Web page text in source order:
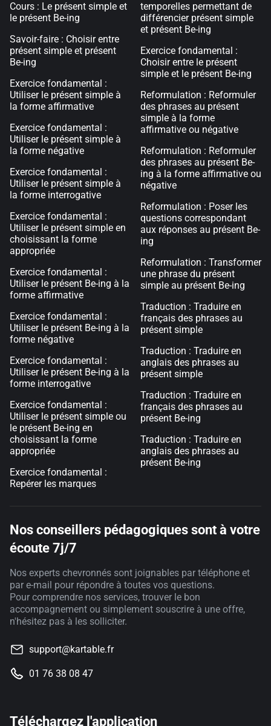
Cours : Le présent simple et
le présent Be-ing
Savoir-faire : Choisir entre
présent simple et présent
Be-ing
Exercice fondamental :
Utiliser le présent simple à
la forme affirmative
Exercice fondamental :
Utiliser le présent simple à
la forme négative
Exercice fondamental :
Utiliser le présent simple à
la forme interrogative
Exercice fondamental :
Utiliser le présent simple en
choisissant la forme
appropriée
Exercice fondamental :
Utiliser le présent Be-ing à la
forme affirmative
Exercice fondamental :
Utiliser le présent Be-ing à la
forme négative
Exercice fondamental :
Utiliser le présent Be-ing à la
forme interrogative
Exercice fondamental :
Utiliser le présent simple ou
le présent Be-ing en
choisissant la forme
appropriée
Exercice fondamental :
Repérer les marques
temporelles permettant de
différencier présent simple
et présent Be-ing
Exercice fondamental :
Choisir entre le présent
simple et le présent Be-ing
Reformulation : Reformuler
des phrases au présent
simple à la forme
affirmative ou négative
Reformulation : Reformuler
des phrases au présent Be-
ing à la forme affirmative ou
négative
Reformulation : Poser les
questions correspondant
aux réponses au présent Be-
ing
Reformulation : Transformer
une phrase du présent
simple au présent Be-ing
Traduction : Traduire en
français des phrases au
présent simple
Traduction : Traduire en
anglais des phrases au
présent simple
Traduction : Traduire en
français des phrases au
présent Be-ing
Traduction : Traduire en
anglais des phrases au
présent Be-ing
Nos conseillers pédagogiques sont à votre
écoute 7j/7
Nos experts chevronnés sont joignables par téléphone et
par e-mail pour répondre à toutes vos questions.
Pour comprendre nos services, trouver le bon
accompagnement ou simplement souscrire à une offre,
n'hésitez pas à les solliciter.
support@kartable.fr
01 76 38 08 47
Téléchargez l'application